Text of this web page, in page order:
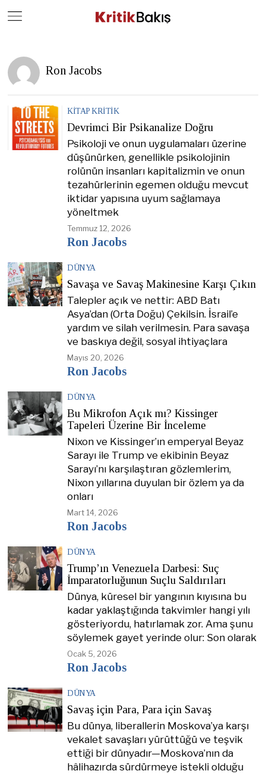
Ron Jacobs
KITAP KRITIK
Devrimci Bir Psikanalize Doğru
Psikoloji ve onun uygulamaları üzerine
düşünürken, genellikle psikolojinin
rolünün insanları kapitalizmin ve onun
tezahürlerinin egemen olduğu mevcut
iktidar yapısına uyum sağlamaya
yöneltmek
Temmuz 12, 2026
Ron Jacobs
DÜNYA
Savaşa ve Savaş Makinesine Karşı Çıkın
Talepler açık ve nettir: ABD Batı
Asya’dan (Orta Doğu) Çekilsin. İsrail’e
yardım ve silah verilmesin. Para savaşa
ve baskıya değil, sosyal ihtiyaçlara
Mayıs 20, 2026
Ron Jacobs
DÜNYA
Bu Mikrofon Açık mı? Kissinger
Tapeleri Üzerine Bir İnceleme
Nixon ve Kissinger’ın emperyal Beyaz
Sarayı ile Trump ve ekibinin Beyaz
Sarayı’nı karşılaştıran gözlemlerim,
Nixon yıllarına duyulan bir özlem ya da
onları
Mart 14, 2026
Ron Jacobs
DÜNYA
Trump’ın Venezuela Darbesi: Suç
İmparatorluğunun Suçlu Saldırıları
Dünya, küresel bir yangının kıyısına bu
kadar yaklaştığında takvimler hangi yılı
gösteriyordu, hatırlamak zor. Ama şunu
söylemek gayet yerinde olur: Son olarak
Ocak 5, 2026
Ron Jacobs
DÜNYA
Savaş için Para, Para için Savaş
Bu dünya, liberallerin Moskova’ya karşı
vekalet savaşları yürüttüğü ve teşvik
ettiği bir dünyadır—Moskova’nın da
hâlihazırda sürdürmeye istekli olduğu